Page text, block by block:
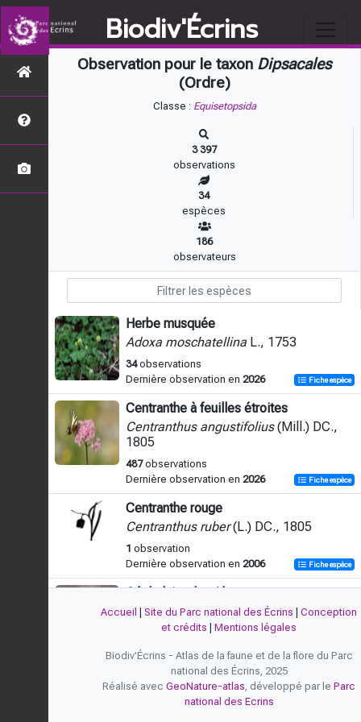
Biodiv'Écrins
Observation pour le taxon Dipsacales
(Ordre)
Classe : Equisetopsida
3 397
observations
34
espèces
186
observateurs
Herbe musquée
Adoxa moschatellina L., 1753
34observations
Dernière observation en 2026 Fiche espèce
Centranthe à feuilles étroites
Centranthus angustifolius(Mill.) DC.,
1805
487observations
Dernière observation en 2026 Fiche espèce
Centranthe rouge
Centranthus ruber(L.) DC., 1805
1 observation
Dernière observation en 2006 Fiche espèce
Céphalaire des Alpes
Cephalaria alpina(L.) Schrad. ex Roem.
& Schult., 1818
113
observations
Dernière observation en
Céphalaire à fleurs blanches
Accueil Site du Parc national des Écrins
Conception
et crédits
Mentions légales
Biodiv'Écrins - Atlas de la faune et de la flore du Parc
national des Écrins, 2025
Réalisé avec GeoNature-atlas, développé par le Parc
national des Ecrins